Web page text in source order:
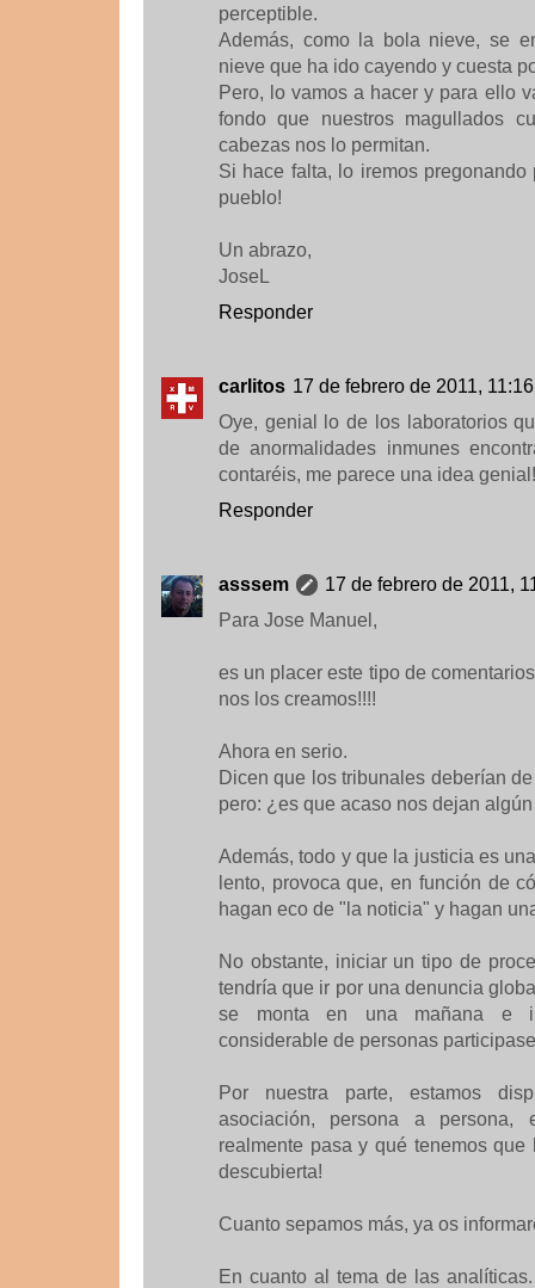
perceptible.
Además, como la bola nieve, se
nieve que ha ido cayendo y cuesta
Pero, lo vamos a hacer y para ello
fondo que nuestros magullados
cabezas nos lo permitan.
Si hace falta, lo iremos
pueblo!
Un abrazo,
JoseL
Responder
carlitos 17 de febrero de 2011, 11:16
Oye, genial lo de los laboratorios
de anormalidades inmunes
contaréis, me parece una idea genial!
Responder
asssem
17 de febrero de 2011,
Para Jose Manuel,
es un placer este tipo de
nos los creamos!!!!
Ahora en serio.
Dicen que los tribunales deberían
pero: ¿es que acaso nos dejan
Además, todo y que la justicia es
lento, provoca que, en función de
hagan eco de "la noticia" y hagan
No obstante, iniciar un tipo de
tendría que ir por una denuncia
se monta en una mañana e
considerable de personas
Por nuestra parte, estamos
asociación, persona a
realmente pasa y qué tenemos
descubierta!
Cuanto sepamos más, ya os
En cuanto al tema de las